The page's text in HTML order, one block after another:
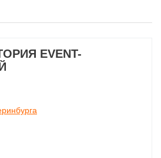
EVENT-